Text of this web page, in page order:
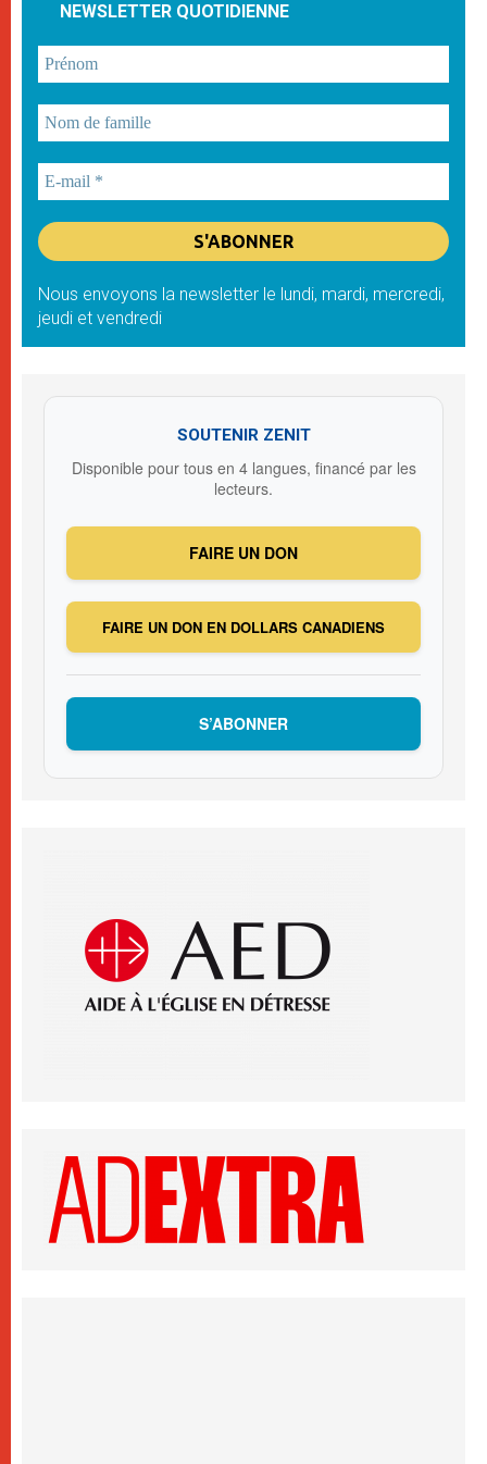
NEWSLETTER QUOTIDIENNE
Nous envoyons la newsletter le lundi, mardi, mercredi,
jeudi et vendredi
SOUTENIR ZENIT
Disponible pour tous en 4 langues, financé par les
lecteurs.
FAIRE UN DON
FAIRE UN DON EN DOLLARS CANADIENS
S’ABONNER